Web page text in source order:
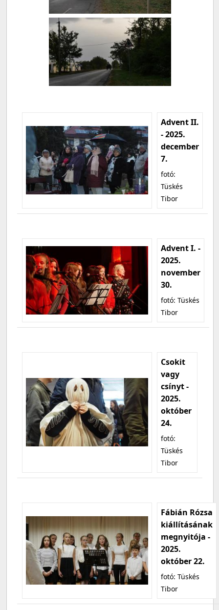
Advent II.
- 2025.
december
7.
fotó:
Tüskés
Tibor
Advent I. -
2025.
november
30.
fotó: Tüskés
Tibor
Csokit
vagy
csínyt -
2025.
október
24.
fotó:
Tüskés
Tibor
Fábián Rózsa
kiállításának
megnyitója -
2025.
október 22.
fotó: Tüskés
Tibor